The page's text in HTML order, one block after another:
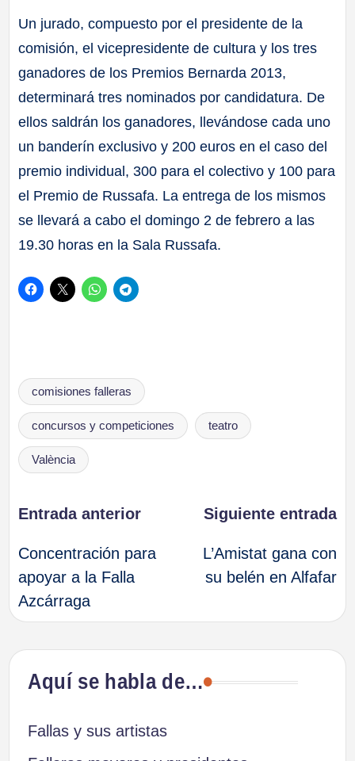
Un jurado, compuesto por el presidente de la
comisión, el vicepresidente de cultura y los tres
ganadores de los Premios Bernarda 2013,
determinará tres nominados por candidatura. De
ellos saldrán los ganadores, llevándose cada uno
un banderín exclusivo y 200 euros en el caso del
premio individual, 300 para el colectivo y 100 para
el Premio de Russafa. La entrega de los mismos
se llevará a cabo el domingo 2 de febrero a las
19.30 horas en la Sala Russafa.
Etiquetas:
comisiones falleras
concursos y competiciones teatro
València
Navegación
de
entradas
Entrada anterior
Concentración para
apoyar a la Falla
Azcárraga
Siguiente entrada
L’Amistat gana con
su belén en Alfafar
Aquí se habla de…
Fallas y sus artistas